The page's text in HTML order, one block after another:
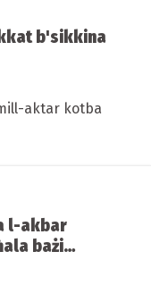
b'sikkina
aktar kotba
l-akbar
bażi